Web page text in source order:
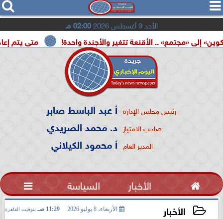
  
الأحد 9 أغسطس 2026 02:00 مـ
متى يتم إعادة .. الأقنعة تتغير والأجندة واحدة!
رئيس مجلس الإدارة أ عبد الباسط صابر
صاحب الامتياز د. محمد الصريدي
المدير العام أ محمود الكيلاني
 الأخبار السياسة 
الأخبار الأربعاء، 8 يوليو 2026 11:29 صـ بتوقيت القاهرة